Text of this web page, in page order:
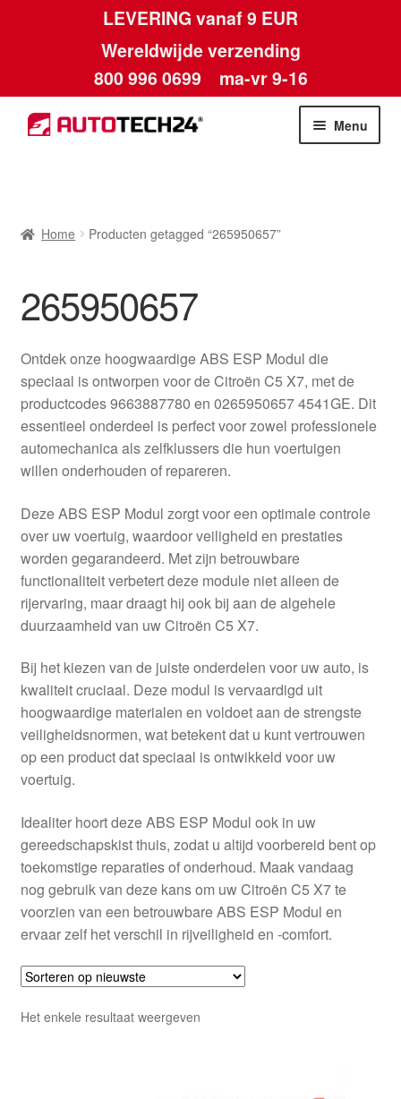
LEVERING vanaf 9 EUR
Wereldwijde verzending
800 996 0699 ma-vr 9-16
Ga
door
Ga
naar
Menu
Betalingen
Contact
Kassa
Klachten
Klachtenprocedure
Levering
Mijn account
Privacybeleid
Wereldwijde verzending
Winkelwagen
Home Producten getagged “265950657”
265950657
Ontdek onze hoogwaardige ABS ESP Modul die
speciaal is ontworpen voor de Citroën C5 X7, met de
productcodes 9663887780 en 0265950657 4541GE. Dit
essentieel onderdeel is perfect voor zowel professionele
automechanica als zelfklussers die hun voertuigen
willen onderhouden of repareren.
Deze ABS ESP Modul zorgt voor een optimale controle
over uw voertuig, waardoor veiligheid en prestaties
worden gegarandeerd. Met zijn betrouwbare
functionaliteit verbetert deze module niet alleen de
rijervaring, maar draagt hij ook bij aan de algehele
duurzaamheid van uw Citroën C5 X7.
Bij het kiezen van de juiste onderdelen voor uw auto, is
kwaliteit cruciaal. Deze modul is vervaardigd uit
hoogwaardige materialen en voldoet aan de strengste
veiligheidsnormen, wat betekent dat u kunt vertrouwen
op een product dat speciaal is ontwikkeld voor uw
voertuig.
Idealiter hoort deze ABS ESP Modul ook in uw
gereedschapskist thuis, zodat u altijd voorbereid bent op
toekomstige reparaties of onderhoud. Maak vandaag
nog gebruik van deze kans om uw Citroën C5 X7 te
voorzien van een betrouwbare ABS ESP Modul en
ervaar zelf het verschil in rijveiligheid en -comfort.
Het enkele resultaat weergeven